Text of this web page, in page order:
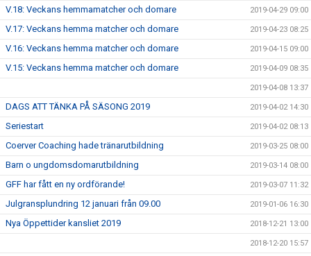
V.18: Veckans hemmamatcher och domare 2019-04-29 09:00
V.17: Veckans hemma matcher och domare 2019-04-23 08:25
V.16: Veckans hemma matcher och domare 2019-04-15 09:00
V.15: Veckans hemma matcher och domare 2019-04-09 08:35
2019-04-08 13:37
DAGS ATT TÄNKA PÅ SÄSONG 2019 2019-04-02 14:30
Seriestart 2019-04-02 08:13
Coerver Coaching hade tränarutbildning 2019-03-25 08:00
Barn o ungdomsdomarutbildning 2019-03-14 08:00
GFF har fått en ny ordförande! 2019-03-07 11:32
Julgransplundring 12 januari från 09.00 2019-01-06 16:30
Nya Öppettider kansliet 2019 2018-12-21 13:00
2018-12-20 15:57